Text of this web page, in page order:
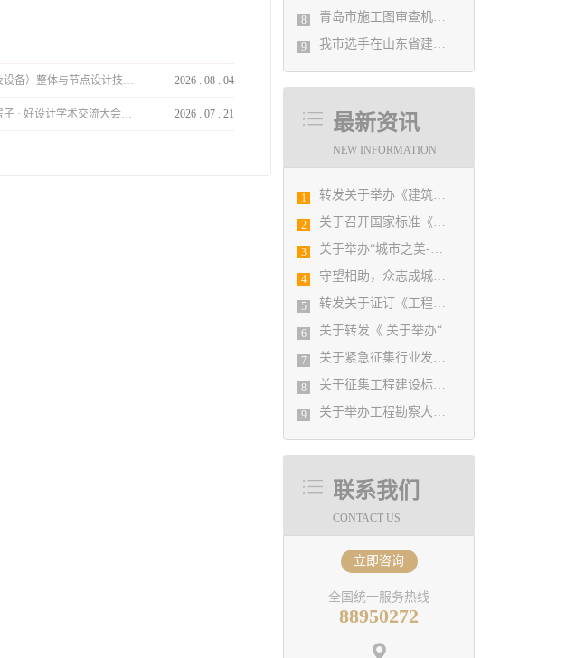
8 青岛市施工图审查机构第八次联席会议成功举办
9 我市选手在山东省建筑设计BIM技术应用技能竞赛取得佳绩
最新资讯
NEW INFORMATION
1 转发关于举办《建筑电气与智能化通用规范》 GB55024-2022公益宣贯的通知
2 关于召开国家标准《绿色建筑评价标准》（GB/T 50378-2019）宣贯培训会议的通知
3 关于举办“城市之美-设计赋能城市发展”活动的通知
4 守望相助，众志成城！ 协会携手相关软件企业为行业提供 在家办公免费软件
5 转发关于证订《工程勘察设计行业年度发展研究报告（2019）》的通知
6 关于转发《 关于举办“城镇老旧小区改造规划设计实务培训班”的通知 》的通知
7 关于紧急征集行业发展图片素材的通知
8 关于征集工程建设标准实施情况及意见的通知
9 关于举办工程勘察大师讲堂活动的通知
联系我们
CONTACT US
立即咨询
全国统一服务热线
88950272
体与节点设计技术分享会的通知 2026 . 08 . 04
好设计学术交流大会的通知 2026 . 07 . 21